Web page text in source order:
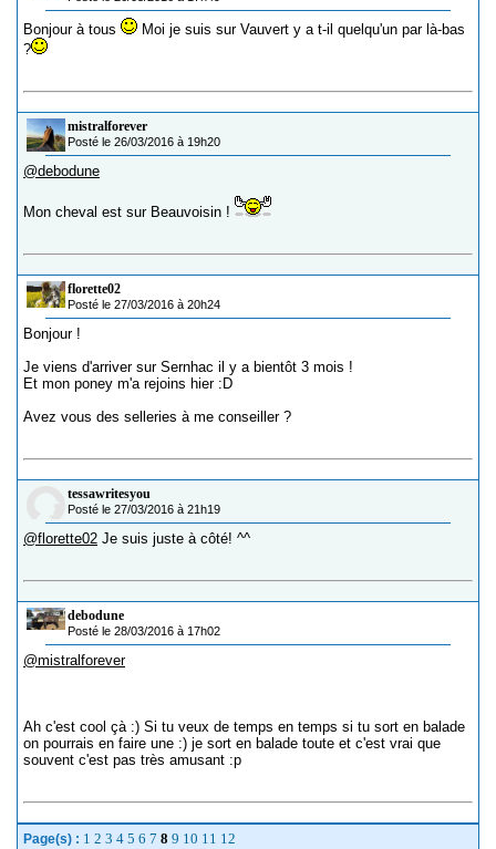
Bonjour à tous
Moi je suis sur Vauvert y a t-il quelqu'un par là-bas
?
mistralforever
Posté le 26/03/2016 à 19h20
@debodune
Mon cheval est sur Beauvoisin !
florette02
Posté le 27/03/2016 à 20h24
Bonjour !
Je viens d'arriver sur Sernhac il y a bientôt 3 mois !
Et mon poney m'a rejoins hier :D
Avez vous des selleries à me conseiller ?
tessawritesyou
Posté le 27/03/2016 à 21h19
@florette02 Je suis juste à côté! ^^
debodune
Posté le 28/03/2016 à 17h02
@mistralforever
Ah c'est cool çà :) Si tu veux de temps en temps si tu sort en balade
on pourrais en faire une :) je sort en balade toute et c'est vrai que
souvent c'est pas très amusant :p
Page(s) : 1 2 3 4 5 6 7 8 9 10 11 12